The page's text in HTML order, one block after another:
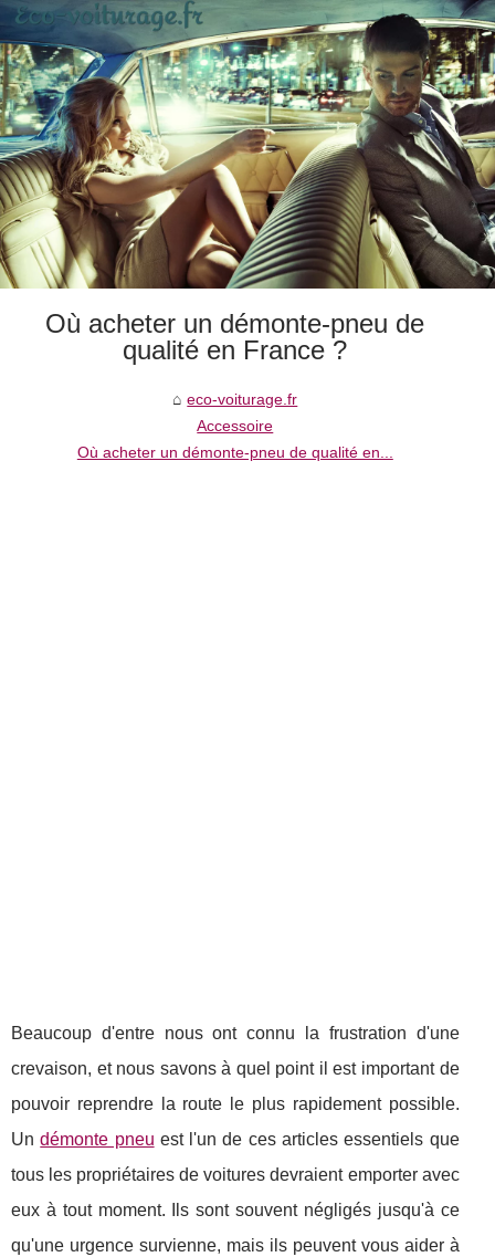
Où acheter un démonte-pneu de
qualité en France ?
eco-voiturage.fr
Accessoire
Où acheter un démonte-pneu de qualité en...
Beaucoup d'entre nous ont connu la frustration d'une
crevaison, et nous savons à quel point il est important de
pouvoir reprendre la route le plus rapidement possible.
Undémonte pneu est l'un de ces articles essentiels que
tous les propriétaires de voitures devraient emporter avec
eux à tout moment. Ils sont souvent négligés jusqu'à ce
qu'une urgence survienne, mais ils peuvent vous aider à